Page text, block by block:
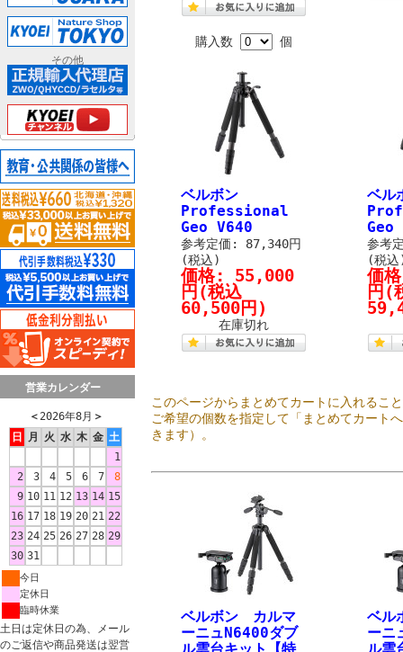
その他
営業カレンダー
＜ 2026年8月 ＞
日
月 火 水 木 金 土
1
2
3 4 5 6 7
8
9 10 11 12 13 14 15
16 17 18 19 20 21 22
23 24 25 26 27 28 29
30 31
今日
定休日
臨時休業
土日は定休日の為、メール
のご返信や商品発送は翌営
購入数 個
ベルボン
Professional
Geo V640
参考定価: 87,340円
(税込)
価格: 55,000
円 (税込
60,500円)
在庫切れ
ベ
Geo
参考
(税
価
円 (
このページからまとめてカートに入れるこ
ご希望の個数を指定して「まとめてカート
きます）。
ベルボン カルマ
ーニュN6400ダブ
ベル
ーニ